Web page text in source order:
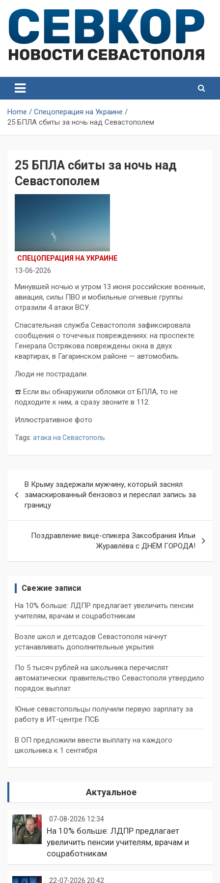
content
Севастополя
Севастополя
Home
Спецоперация на Украине
25 БПЛА сбиты за ночь над Севастополем
25 БПЛА сбиты за ночь над
Севастополем
СПЕЦОПЕРАЦИЯ НА УКРАИНЕ
13-06-2026
Минувшей ночью и утром 13 июня российские военные,
авиация, силы ПВО и мобильные огневые группы
отразили 4 атаки ВСУ.
Спасательная служба Севастополя зафиксировала
сообщения о точечных повреждениях: на проспекте
Генерала Острякова повреждены окна в двух
квартирах, в Гагаринском районе — автомобиль.
Люди не пострадали.
☎️ Если вы обнаружили обломки от БПЛА, то не
подходите к ним, а сразу звоните в 112.
Иллюстративное фото
Tags: атака на Севастополь
по
записям
В Крыму задержали мужчину, который заснял
замаскированный бензовоз и переслал запись за
границу
Поздравление вице-спикера Заксобрания Ильи
Журавлёва с ДНЁМ ГОРОДА!
Свежие записи
На 10% больше: ЛДПР предлагает увеличить пенсии
учителям, врачам и соцработникам
Возле школ и детсадов Севастополя начнут
устанавливать дополнительные укрытия
По 5 тысяч рублей на школьника перечислят
автоматически: правительство Севастополя утвердило
порядок выплат
Юные севастопольцы получили первую зарплату за
работу в ИТ-центре ПСБ
В ОП предложили ввести выплату на каждого
школьника к 1 сентября
Актуальное
07-08-2026 12:34
На 10% больше: ЛДПР предлагает
увеличить пенсии учителям, врачам и
соцработникам
22-07-2026 20:42